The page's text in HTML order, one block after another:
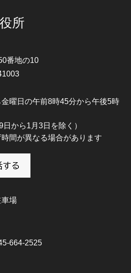
所
番地の10
曜日の午前8時45分から午後5時
日から1月3日を除く）
間が異なる場合があります
場
664-2525